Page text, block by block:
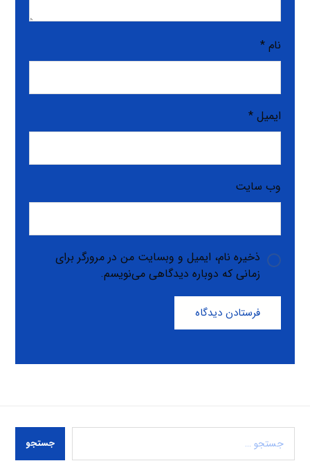
نام*
ایمیل*
وب‌ سایت
ذخیره نام، ایمیل و وبسایت من در مرورگر برای
زمانی که دوباره دیدگاهی می‌نویسم.
فرستادن دیدگاه
جستجو